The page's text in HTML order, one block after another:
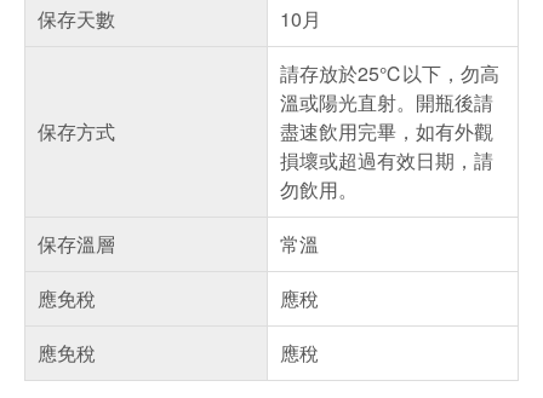
保存天數
10月
保存方式
請存放於25℃以下，勿高
溫或陽光直射。開瓶後請
盡速飲用完畢，如有外觀
損壞或超過有效日期，請
勿飲用。
保存溫層
常溫
應免稅
應稅
應免稅
應稅